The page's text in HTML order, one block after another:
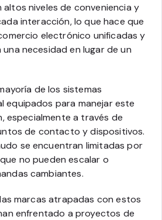
niveles de conveniencia y
interacción, lo que hace que
electrónico unificadas y
necesidad en lugar de un
de los sistemas
equipados para manejar este
especialmente a través de
de contacto y dispositivos.
se encuentran limitadas por
no pueden escalar o
cambiantes.
marcas atrapadas con estos
enfrentado a proyectos de